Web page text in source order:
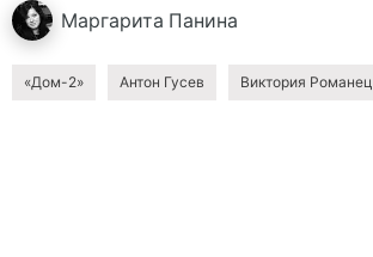
Маргарита Панина
«Дом-2» Антон Гусев Виктория Романец